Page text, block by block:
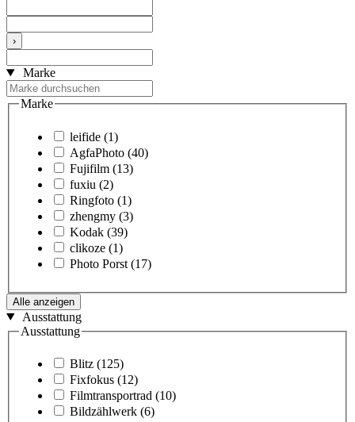
›
Marke
Marke
leifide (1)
AgfaPhoto (40)
Fujifilm (13)
fuxiu (2)
Ringfoto (1)
zhengmy (3)
Kodak (39)
clikoze (1)
Photo Porst (17)
Alle anzeigen
Ausstattung
Ausstattung
Blitz (125)
Fixfokus (12)
Filmtransportrad (10)
Bildzählwerk (6)